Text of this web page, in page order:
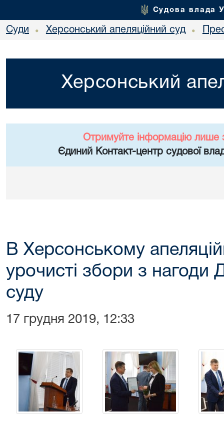
Судова влада
Суди • Херсонський апеляційний суд •
Херсонський
Отримуйте інформацію лише
Єдиний Контакт-центр судової
В Херсонському
урочисті збори з нагоди
суду
17 грудня 2019, 12:33